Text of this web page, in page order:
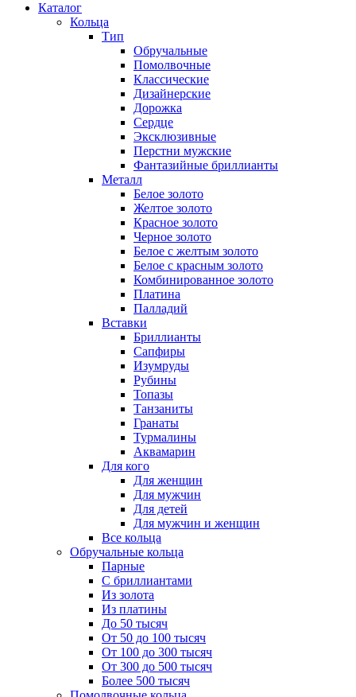
Каталог
Кольца
Тип
Обручальные
Помолвочные
Классические
Дизайнерские
Дорожка
Сердце
Эксклюзивные
Перстни мужские
Фантазийные бриллианты
Металл
Белое золото
Желтое золото
Красное золото
Черное золото
Белое с желтым золото
Белое с красным золото
Комбинированное золото
Платина
Палладий
Вставки
Бриллианты
Сапфиры
Изумруды
Рубины
Топазы
Танзаниты
Гранаты
Турмалины
Аквамарин
Для кого
Для женщин
Для мужчин
Для детей
Для мужчин и женщин
Все кольца
Обручальные кольца
Парные
С бриллиантами
Из золота
Из платины
До 50 тысяч
От 50 до 100 тысяч
От 100 до 300 тысяч
От 300 до 500 тысяч
Более 500 тысяч